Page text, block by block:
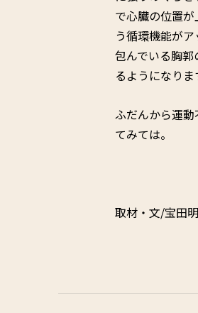
で心臓の位置
う循環機能が
包んでいる胸
るようになりま
ふだんから運
てみては。
取材・文/宝田